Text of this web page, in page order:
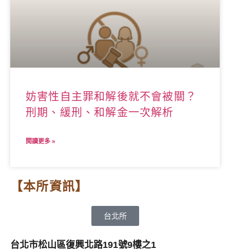
妨害性自主罪和解後就不會被關？
刑期、緩刑、和解金一次解析
閱讀更多 »
【本所資訊】
台北所
台北市松山區復興北路191號9樓之1